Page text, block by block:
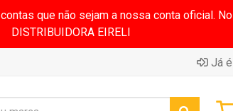
que não sejam a nossa conta oficial.
DISTRIBUIDORA EIRELI
Já